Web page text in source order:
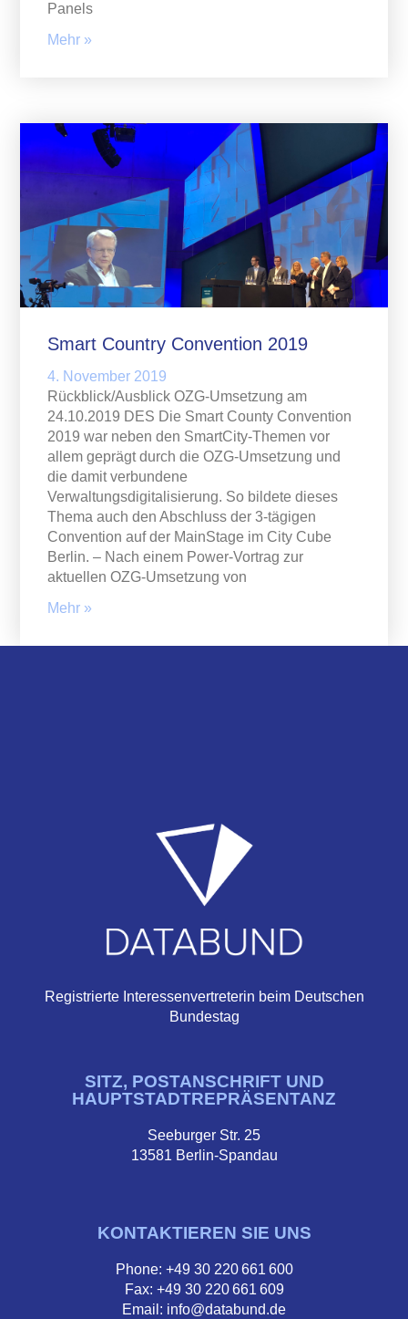
Panels
Mehr »
Smart Country Convention 2019
4. November 2019
Rückblick/Ausblick OZG-Umsetzung am
24.10.2019 DES Die Smart County Convention
2019 war neben den SmartCity-Themen vor
allem geprägt durch die OZG-Umsetzung und
die damit verbundene
Verwaltungsdigitalisierung. So bildete dieses
Thema auch den Abschluss der 3-tägigen
Convention auf der MainStage im City Cube
Berlin. – Nach einem Power-Vortrag zur
aktuellen OZG-Umsetzung von
Mehr »
Registrierte Interessenvertreterin beim Deutschen
Bundestag
SITZ, POSTANSCHRIFT UND
HAUPTSTADTREPRÄSENTANZ
Seeburger Str. 25
13581 Berlin-Spandau
KONTAKTIEREN SIE UNS
Phone: +49 30 220 661 600
Fax: +49 30 220 661 609
Email: info@databund.de